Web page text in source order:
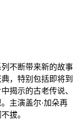
不断带来新的故事
，特别包括即将到
揭示的古老传说、
主演盖尔·加朵再
拔。